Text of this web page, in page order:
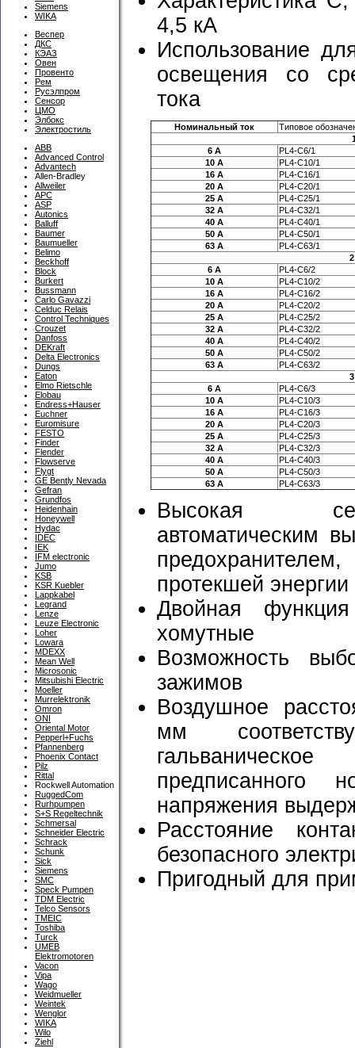
Siemens
WIKA
Веспер
ДКС
КЭАЗ
Овен
Провенто
Рем
Русэлпром
Сенсор
ЦМО
Элбокс
Электростиль
ABB
Advanced Control
Advantech
Allen-Bradley
Allweiler
APC
ASP
Autonics
Balluff
Baumer
Baumueller
Belimo
Beckhoff
Block
Burkert
Bussmann
Carlo Gavazzi
Celduc Relais
Control Techniques
Crouzet
Danfoss
DEKraft
Delta Electronics
Dungs
Eaton
Elmo Rietschle
Elobau
Endress+Hauser
Euchner
Euromisure
FESTO
Finder
Flender
Flowserve
Flygt
GE Bently Nevada
Gefran
Grundfos
Heidenhain
Honeywell
Hydac
IDEC
IEK
IFM electronic
Jumo
KSB
KSR Kuebler
Lappkabel
Legrand
Lenze
Leuze Electronic
Loher
Lowara
MDEXX
Mean Well
Microsonic
Mitsubishi Electric
Moeller
Murrelektronik
Omron
ONI
Oriental Motor
Pepperl+Fuchs
Pfannenberg
Phoenix Contact
Pilz
Rittal
Rockwell Automation
RuggedCom
Rurhpumpen
S+S Regeltechnik
Schmersal
Schneider Electric
Schrack
Schunk
Sick
Siemens
SMC
Speck Pumpen
TDM Electric
Telco Sensors
TMEIC
Toshiba
Turck
UMEB
Elektromotoren
Vacon
Vipa
Wago
Weidmueller
Weintek
Wenglor
WIKA
Wilo
Ziehl
4,5 кА
Использование
освещения со
тока
Номинальный ток
Типовое
6 А
PL4-C6/1
10 А
PL4-C10/1
16 A
PL4-C16/1
20 A
PL4-C20/1
25 A
PL4-C25/1
32 A
PL4-C32/1
40 A
PL4-C40/1
50 A
PL4-C50/1
63 A
PL4-C63/1
6 A
PL4-C6/2
10 A
PL4-C10/2
16 A
PL4-C16/2
20 A
PL4-C20/2
25 A
PL4-C25/2
32 A
PL4-C32/2
40 A
PL4-C40/2
50 A
PL4-C50/2
63 A
PL4-C63/2
6 A
PL4-C6/3
10 A
PL4-C10/3
16 A
PL4-C16/3
20 A
PL4-C20/3
25 A
PL4-C25/3
32 A
PL4-C32/3
40 A
PL4-C40/3
50 A
PL4-C50/3
63 A
PL4-C63/3
Высокая
автоматическим
протекшей энергии
Двойная
хомутные
Возможность
зажимов
Воздушное
мм
предписанного
напряжения
Расстояние
безопасного
Пригодный для